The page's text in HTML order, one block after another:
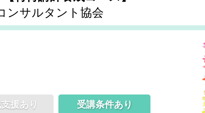
ンサルタント協会
援あり 受講条件あり